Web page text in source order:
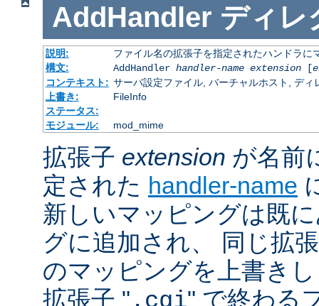
AddHandler ディレ
説明:
ファイル名の拡張子を指定されたハンドラに
構文:
AddHandler handler-name extension[
コンテキスト: サーバ設定ファイル, バーチャルホスト, ディ
上書き:
FileInfo
ステータス:
モジュール:
mod_mime
拡張子 extension が名前
定された handler-name
新しいマッピングは既
グに追加され、 同じ拡
のマッピングを上書き
拡張子 "
" で終わる